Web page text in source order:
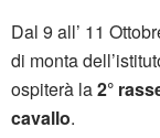
Dal 9 all’ 11
di monta
ospiterà la2°
cavallo.